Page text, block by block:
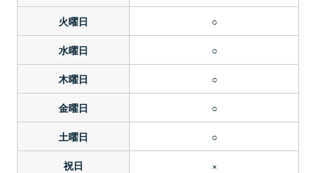
火曜日 ○
水曜日 ○
木曜日 ○
金曜日 ○
土曜日 ○
祝日 ×